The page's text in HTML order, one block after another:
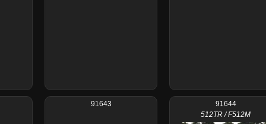
91643
91644
512TR / F512M